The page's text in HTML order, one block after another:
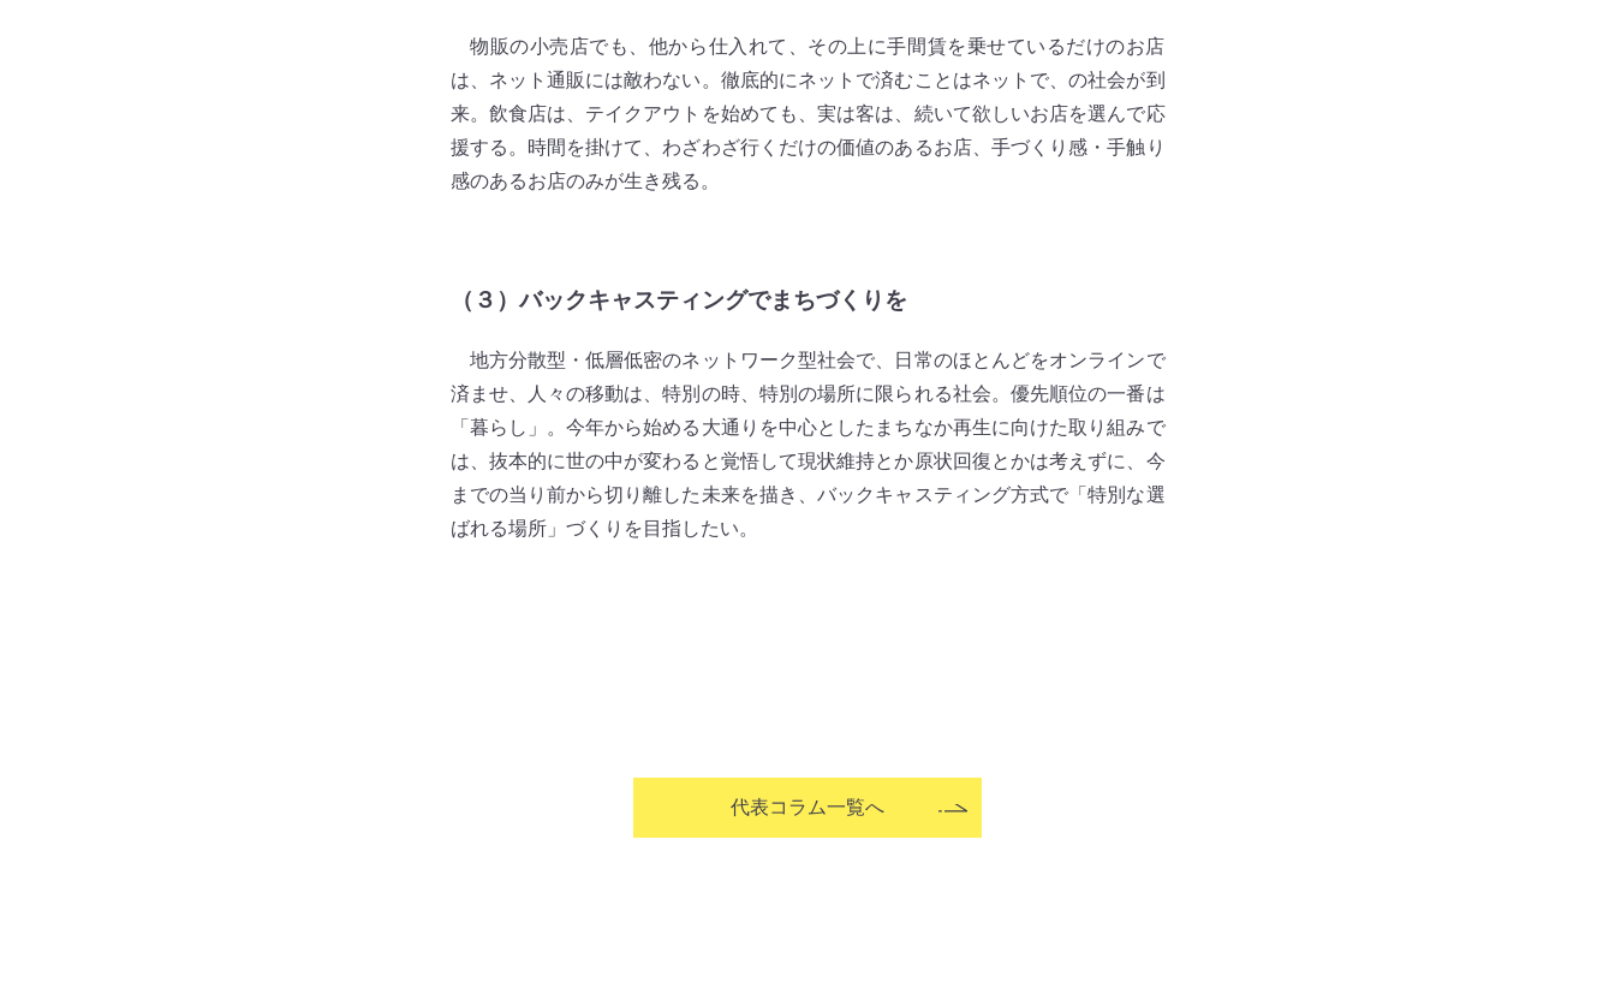
物販の小売店でも、他から仕入れて、その上に手間賃を乗せているだけのお店
は、ネット通販には敵わない。徹底的にネットで済むことはネットで、の社会が到
来。飲食店は、テイクアウトを始めても、実は客は、続いて欲しいお店を選んで応
援する。時間を掛けて、わざわざ行くだけの価値のあるお店、手づくり感・手触り
感のあるお店のみが生き残る。
（３）バックキャスティングでまちづくりを
地方分散型・低層低密のネットワーク型社会で、日常のほとんどをオンラインで
済ませ、人々の移動は、特別の時、特別の場所に限られる社会。優先順位の一番は
「暮らし」。今年から始める大通りを中心としたまちなか再生に向けた取り組みで
は、抜本的に世の中が変わると覚悟して現状維持とか原状回復とかは考えずに、今
までの当り前から切り離した未来を描き、バックキャスティング方式で「特別な選
ばれる場所」づくりを目指したい。
代表コラム一覧へ